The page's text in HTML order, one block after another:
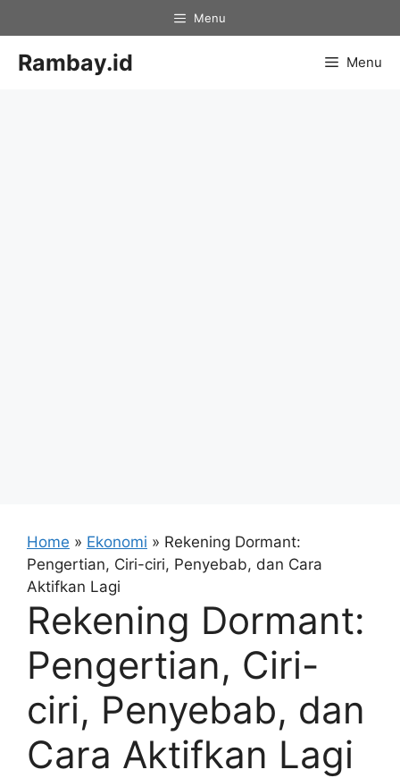
to
content
Menu
Rambay.id Menu
Home » Ekonomi » Rekening Dormant:
Pengertian, Ciri-ciri, Penyebab, dan Cara
Aktifkan Lagi
Rekening Dormant:
Pengertian, Ciri-
ciri, Penyebab, dan
Cara Aktifkan Lagi